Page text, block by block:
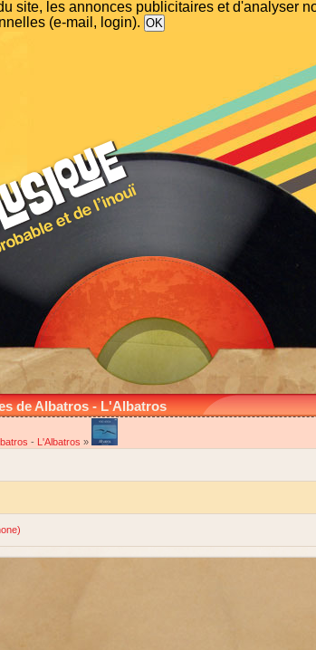
site, les annonces publicitaires et d'analyser
(e-mail, login).
de Albatros - L'Albatros
- L'Albatros »